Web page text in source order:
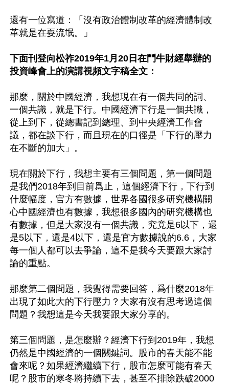
還有一位寫道：「沒有政治體制改革的經濟體制改
革就是在耍流氓。」
下面刊登向松祚2019年1月20日在鬥牛財經舉辦的
投資峰會上的演講視頻文字稿全文：
那麼，關於中國經濟，我想現在有一個共同的詞、
一個共識，就是下行。中國經濟下行是一個共識，
從上到下，從總書記到總理、到中央經濟工作會
議，都在談下行，而且現在的口徑是「下行的壓力
在不斷的加大」。
現在關於下行，我想主要有三個問題，第一個問題
是我們2018年到目前爲止，這個經濟下行，下行到
什麼幅度，官方有數據，世界各國很多研究機構關
心中國經濟也有數據，我想很多國內的研究機構也
有數據，但是大家沒有一個共識，究竟是6以下，還
是5以下，還是4以下，還是官方數據說的6.6，大家
每一個人都可以去爭論，這不是我今天要跟大家討
論的重點。
那麼第二個問題，我覺得需要回答，爲什麼2018年
出現了如此大的下行壓力？大家有沒有思考過這個
問題？我想這是今天我要跟大家分享的。
第三個問題，是怎麼辦？經濟下行到2019年，我想
仍然是中國經濟的一個關鍵詞。股市的春天能不能
會來呢？如果經濟繼續下行，股市怎麼可能有春天
呢？股市的寒冬將持續下去，甚至不排除跌破2000